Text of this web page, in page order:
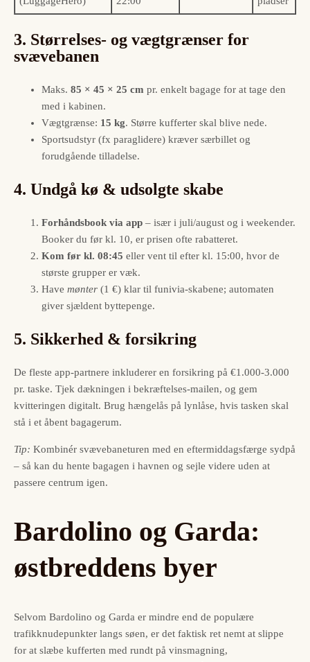
3. Størrelses- og vægtgrænser for
svævebanen
Maks. 85 × 45 × 25 cm pr. enkelt bagage for at tage den
med i kabinen.
Vægtgrænse: 15 kg. Større kufferter skal blive nede.
Sportsudstyr (fx paraglidere) kræver særbillet og
forudgående tilladelse.
4. Undgå kø & udsolgte skabe
Forhåndsbook via app – især i juli/august og i weekender.
Booker du før kl. 10, er prisen ofte rabatteret.
Kom før kl. 08:45 eller vent til efter kl. 15:00, hvor de
største grupper er væk.
Have mønter (1 €) klar til funivia-skabene; automaten
giver sjældent byttepenge.
5. Sikkerhed & forsikring
De fleste app-partnere inkluderer en forsikring på €1.000-3.000
pr. taske. Tjek dækningen i bekræftelses-mailen, og gem
kvitteringen digitalt. Brug hængelås på lynlåse, hvis tasken skal
stå i et åbent bagagerum.
Tip: Kombinér svævebaneturen med en eftermiddagsfærge sydpå
– så kan du hente bagagen i havnen og sejle videre uden at
passere centrum igen.
Bardolino og Garda:
østbreddens byer
Selvom Bardolino og Garda er mindre end de populære
trafikknudepunkter langs søen, er det faktisk ret nemt at slippe
for at slæbe kufferten med rundt på vinsmagning,